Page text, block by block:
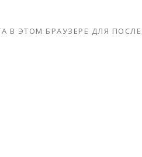
В ЭТОМ БРАУЗЕРЕ ДЛЯ